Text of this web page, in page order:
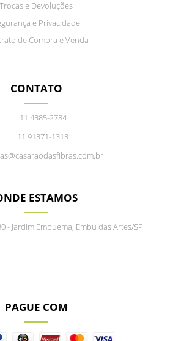
Trocas e Devoluções
e Privacidade
de Compra e Venda
CONTATO
11 4385-2784
11 91371-1313
ESTAMOS
- Jardim Embuema, Embu das Artes/SP
PAGUE COM